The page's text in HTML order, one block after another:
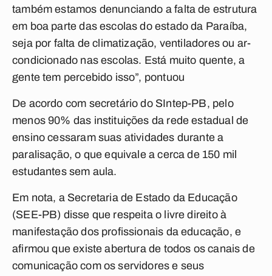
também estamos denunciando a falta de estrutura
em boa parte das escolas do estado da Paraíba,
seja por falta de climatização, ventiladores ou ar-
condicionado nas escolas. Está muito quente, a
gente tem percebido isso”, pontuou
De acordo com secretário do SIntep-PB, pelo
menos 90% das instituições da rede estadual de
ensino cessaram suas atividades durante a
paralisação, o que equivale a cerca de 150 mil
estudantes sem aula.
Em nota, a Secretaria de Estado da Educação
(SEE-PB) disse que respeita o livre direito à
manifestação dos profissionais da educação, e
afirmou que existe abertura de todos os canais de
comunicação com os servidores e seus